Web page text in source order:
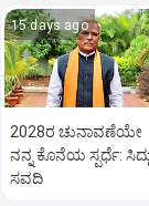
15 days ago
2028ರ ಚುನಾವಣೆಯೇ
ನನ್ನ ಕೊನೆಯ ಸ್ಪರ್ಧೆ:
ಸವದಿ